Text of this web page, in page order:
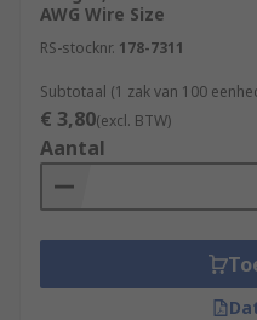
AWG Wire Size
RS-stocknr. 178-7311
Subtotaal (1 zak van 100
€ 3,80(excl. BTW)
Aantal